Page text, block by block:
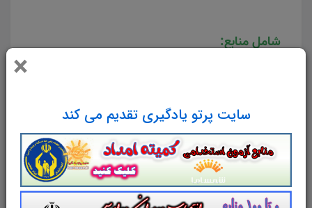
×
سایت پرتو یادگیری تقدیم می کند
شامل منابع:
تست در 68 صفحه)
طراحی معماري 1,2,3,4,5
در 63 صفحه)
معماري اسلامي
(200 تست در 60
صفحه)